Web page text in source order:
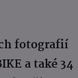
fotografií
a také 34